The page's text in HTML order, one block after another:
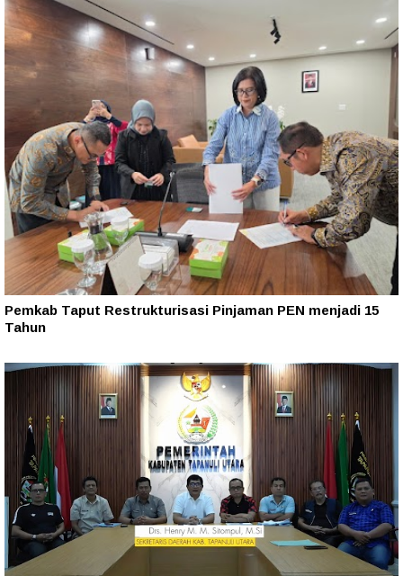
Pemkab Taput Restrukturisasi Pinjaman PEN menjadi 15
Tahun‎